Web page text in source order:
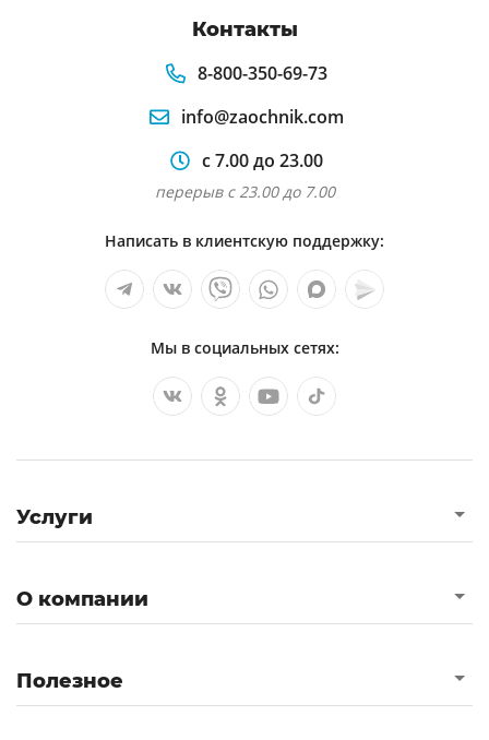
Контакты
8-800-350-69-73
info@zaochnik.com
с 7.00 до 23.00
перерыв с 23.00 до 7.00
Написать в клиентскую поддержку:
Мы в социальных сетях:
Услуги
О компании
Полезное